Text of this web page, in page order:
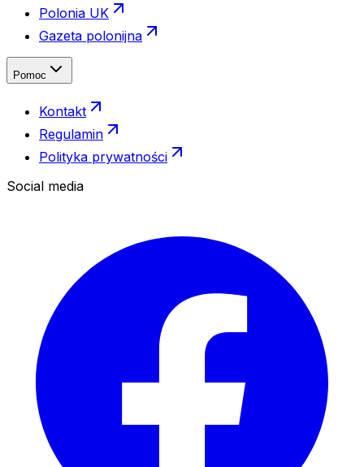
Polonia UK
Gazeta polonijna
Pomoc
Kontakt
Regulamin
Polityka prywatności
Social media